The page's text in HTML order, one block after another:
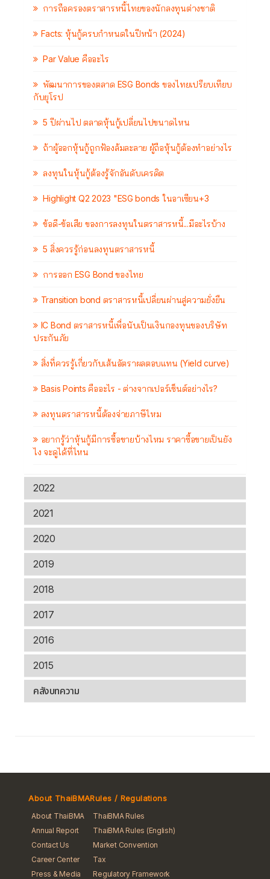
การถือครองตราสารหนี้ไทยของนักลงทุนต่างชาติ
Facts: หุ้นกู้ครบกำหนดในปีหน้า (2024)
Par Value คืออะไร
พัฒนาการของตลาด ESG Bonds ของไทยเปรียบเทียบ
กับยุโรป
5 ปีผ่านไป ตลาดหุ้นกู้เปลี่ยนไปขนาดไหน
ถ้าผู้ออกหุ้นกู้ถูกฟ้องล้มละลาย ผู้ถือหุ้นกู้ต้องทำอย่างไร
ลงทุนในหุ้นกู้ต้องรู้จักอันดับเครดิต
Highlight Q2 2023 "ESG bonds ในอาเซียน+3
ข้อดี-ข้อเสีย ของการลงทุนในตราสารหนี้...มีอะไรบ้าง
5 สิ่งควรรู้ก่อนลงทุนตราสารหนี้
การออก ESG Bond ของไทย
Transition bond ตราสารหนี้เปลี่ยนผ่านสู่ความยั่งยืน
IC Bond ตราสารหนี้เพื่อนับเป็นเงินกองทุนของบริษัท
ประกันภัย
สิ่งที่ควรรู้เกี่ยวกับเส้นอัตราผลตอบแทน (Yield curve)
Basis Points คืออะไร - ต่างจากเปอร์เซ็นต์อย่างไร?
ลงทุนตราสารหนี้ต้องจ่ายภาษีไหม
อยากรู้ว่าหุ้นกู้มีการซื้อขายบ้างไหม ราคาซื้อขายเป็นยัง
ไง จะดูได้ที่ไหน
2022
2021
2020
2019
2018
2017
2016
2015
คลังบทความ
About ThaiBMA
About ThaiBMA
Annual Report
Contact Us
Career Center
Press & Media
Rules / Regulations
ThaiBMA Rules
ThaiBMA Rules (English)
Market Convention
Tax
Regulatory Framework